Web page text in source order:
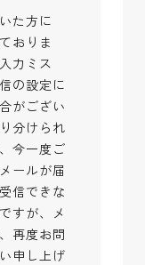
た方に
おりま
力ミス
の設定に
がござい
分けられ
今一度ご
ールが届
信できな
すが、メ
再度お問
申し上げ